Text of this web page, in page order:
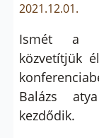
2021.12.01.
Ismét a
közvetítjük
Balázs
kezdődik.